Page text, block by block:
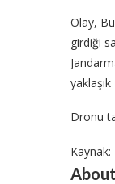
Olay,
girdiği
Dronu